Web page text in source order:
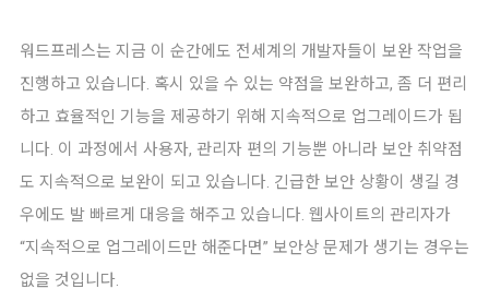
워드프레스는 지금 이 순간에도 전세계의 개발자들이 보완 작업을
진행하고 있습니다. 혹시 있을 수 있는 약점을 보완하고, 좀 더 편리
하고 효율적인 기능을 제공하기 위해 지속적으로 업그레이드가 됩
니다. 이 과정에서 사용자, 관리자 편의 기능뿐 아니라 보안 취약점
도 지속적으로 보완이 되고 있습니다. 긴급한 보안 상황이 생길 경
우에도 발 빠르게 대응을 해주고 있습니다. 웹사이트의 관리자가
“지속적으로 업그레이드만 해준다면” 보안상 문제가 생기는 경우는
없을 것입니다.